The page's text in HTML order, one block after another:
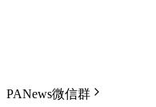
PANews微信群